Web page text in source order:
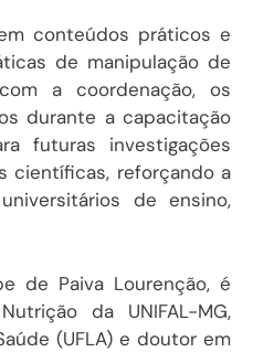
conteúdos práticos e
de manipulação de
a coordenação, os
durante a capacitação
futuras investigações
científicas, reforçando a
de ensino,
de Paiva Lourenção, é
da UNIFAL-MG,
(UFLA) e doutor em